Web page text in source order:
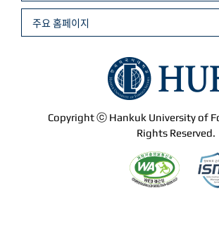
Copyright ⓒ Hankuk University of
Rights Reserved.
주요 홈페이지